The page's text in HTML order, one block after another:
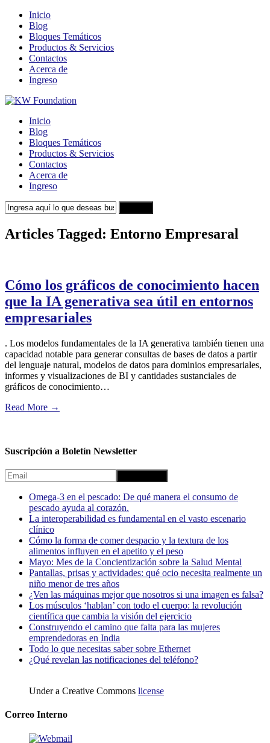
Inicio
Blog
Bloques Temáticos
Productos & Servicios
Contactos
Acerca de
Ingreso
Inicio
Blog
Bloques Temáticos
Productos & Servicios
Contactos
Acerca de
Ingreso
Articles Tagged: Entorno Empresaral
Cómo los gráficos de conocimiento hacen
que la IA generativa sea útil en entornos
empresariales
. Los modelos fundamentales de la IA generativa también tienen una
capacidad notable para generar consultas de bases de datos a partir
del lenguaje natural, modelos de datos para dominios empresariales,
informes y visualizaciones de BI y cantidades sustanciales de
gráficos de conocimiento…
Read More →
Suscripción a Boletín Newsletter
Omega-3 en el pescado: De qué manera el consumo de
pescado ayuda al corazón.
La interoperabilidad es fundamental en el vasto escenario
clínico
Cómo la forma de comer despacio y la textura de los
alimentos influyen en el apetito y el peso
Mayo: Mes de la Concientización sobre la Salud Mental
Pantallas, prisas y actividades: qué ocio necesita realmente un
niño menor de tres años
¿Ven las máquinas mejor que nosotros si una imagen es falsa?
Los músculos ‘hablan’ con todo el cuerpo: la revolución
científica que cambia la visión del ejercicio
Construyendo el camino que falta para las mujeres
emprendedoras en India
Todo lo que necesitas saber sobre Ethernet
¿Qué revelan las notificaciones del teléfono?
Under a Creative Commons license
Correo Interno